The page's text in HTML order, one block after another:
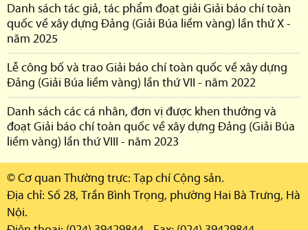
Danh sách tác giả, tác phẩm đoạt giải Giải báo chí toàn
quốc về xây dựng Đảng (Giải Búa liềm vàng) lần thứ X -
năm 2025
Lễ công bố và trao Giải báo chí toàn quốc về xây dựng
Đảng (Giải Búa liềm vàng) lần thứ VII - năm 2022
Danh sách các cá nhân, đơn vị được khen thưởng và
đoạt Giải báo chí toàn quốc về xây dựng Đảng (Giải Búa
liềm vàng) lần thứ VIII - năm 2023
© Cơ quan Thường trực: Tạp chí Cộng sản.
Địa chỉ: Số 28, Trần Bình Trọng, phường Hai Bà Trưng, Hà
Nội.